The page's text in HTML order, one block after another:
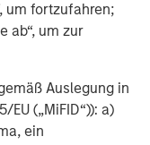
um fortzufahren;
ab“, um zur
Auslegung in
(„MiFID“)): a)
ein
experienced the
and
Operations and
led